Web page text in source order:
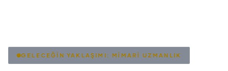
GELECEĞİN YAKLAŞIMI: MİMARİ UZMANLIK